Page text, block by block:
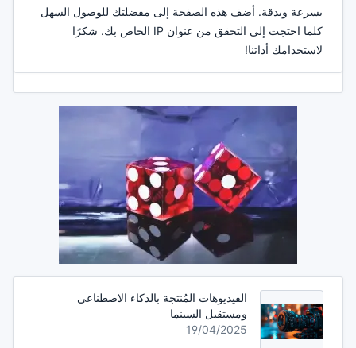
بسرعة وبدقة. أضف هذه الصفحة إلى مفضلتك للوصول السهل
كلما احتجت إلى التحقق من عنوان IP الخاص بك. شكرًا
لاستخدامك أداتنا!
الفيديوهات المُنتجة بالذكاء الاصطناعي
ومستقبل السينما
19/04/2025